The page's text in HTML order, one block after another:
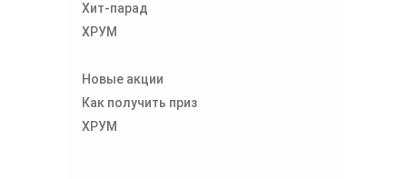
Хит-парад
ХРУМ
Новые акции
Как получить приз
ХРУМ